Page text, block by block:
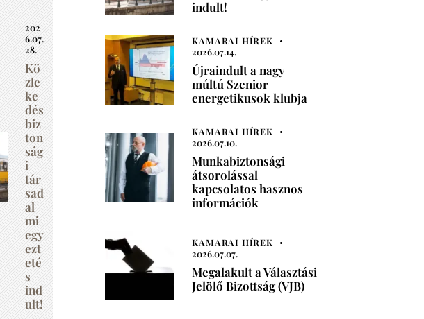
202
6.07.
28.
Kö
zle
ke
dés
biz
ton
ság
i
tár
sad
al
mi
egy
ezt
eté
s
ind
ult!
indult!
KAMARAI HÍREK
2026.07.14.
Újraindult a nagy
múltú Szenior
energetikusok klubja
KAMARAI HÍREK
2026.07.10.
Munkabiztonsági
átsorolással
kapcsolatos hasznos
információk
KAMARAI HÍREK
2026.07.07.
Megalakult a Választási
Jelölő Bizottság (VJB)